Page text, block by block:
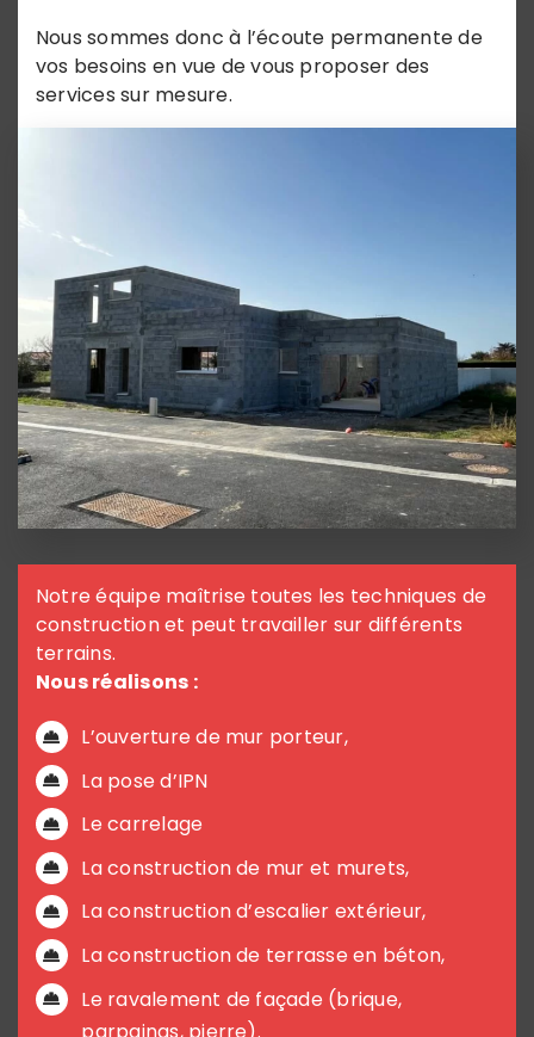
Nous sommes donc à l’écoute permanente de
vos besoins en vue de vous proposer des
services sur mesure.
Notre équipe maîtrise toutes les techniques de
construction et peut travailler sur différents
terrains.
Nous réalisons :
L’ouverture de mur porteur,
La pose d’IPN
Le carrelage
La construction de mur et murets,
La construction d’escalier extérieur,
La construction de terrasse en béton,
Le ravalement de façade (brique,
parpaings, pierre).